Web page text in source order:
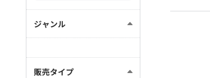
ジャンル
販売タイプ